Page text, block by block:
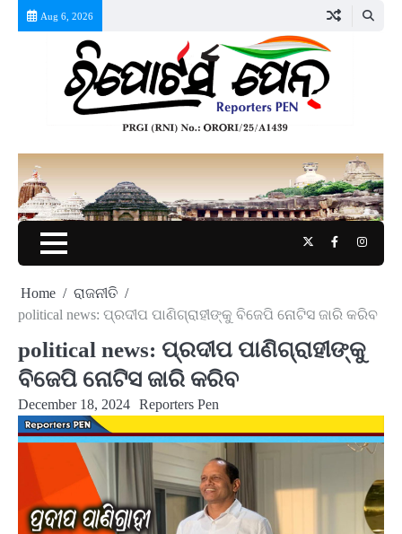
Aug 6, 2026
TwitterFacebook
Home
ରାଜନୀତି
political news: ପ୍ରଦୀପ ପାଣିଗ୍ରାହୀଙ୍କୁ ବିଜେପି ନୋଟିସ ଜାରି କରିବ
political news: ପ୍ରଦୀପ ପାଣିଗ୍ରାହୀଙ୍କୁ
ବିଜେପି ନୋଟିସ ଜାରି କରିବ
December 18, 2024 Reporters Pen